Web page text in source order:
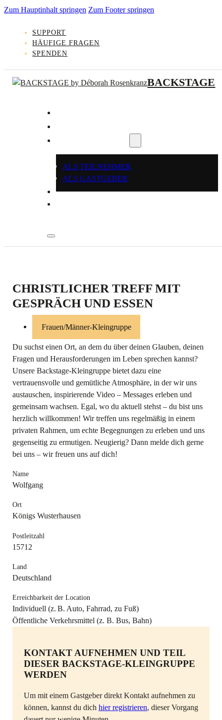
Zum Hauptinhalt springen Zum Footer springen
SUPPORT
HÄUFIGE FRAGEN
SPENDEN
BACKSTAGE
ALS TEILNEHMER
ALS GASTGEBER
LOGIN
CHRISTLICHER TREFF MIT
GESPRÄCH UND ESSEN
Frauen/Männer-Kleingruppe
Du suchst einen Ort, an dem du über deinen Glauben, deinen
Fragen und Herausforderungen im Leben sprechen kannst?
Unsere Backstage-Kleingruppe bietet dazu eine
vertrauensvolle und gemütliche Atmosphäre, in der wir uns
austauschen, inspirierende Video – Messages erleben und
gemeinsam wachsen. Egal, wo du aktuell stehst – du bist uns
herzlich willkommen! Wir treffen uns regelmäßig in einem
privaten Rahmen, um echte Begegnungen zu erleben und uns
gegenseitig zu ermutigen. Neugierig? Dann melde dich gerne
bei uns – wir freuen uns auf dich!
Name
Wolfgang
Ort
Königs Wusterhausen
Postleitzahl
15712
Land
Deutschland
Erreichbarkeit der Location
Individuell (z. B. Auto, Fahrrad, zu Fuß)
Öffentliche Verkehrsmittel (z. B. Bus, Bahn)
KONTAKT AUFNEHMEN UND TEIL
DIESER BACKSTAGE-KLEINGRUPPE
WERDEN
Um mit einem Gastgeber direkt Kontakt aufnehmen zu
können, kannst du dich hier registrieren, dieser Vorgang